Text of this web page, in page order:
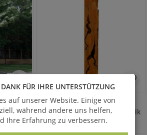
Dekorative Straßenlaterne - Gusseisen
*
LIRISSO
Große Dekosäule in Rostoptik
355,00 €
FÜR IHRE UNTERSTÜTZUNG
auf unserer Website. Einige von
während andere uns helfen,
Ihre Erfahrung zu verbessern.